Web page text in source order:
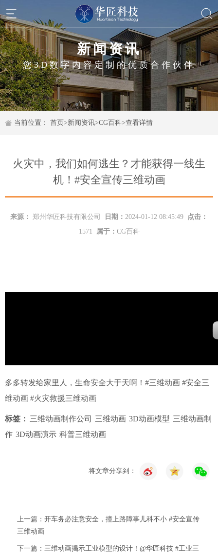
新闻资讯
您3D数字内容定制的优质合作伙伴
当前位置： 首页>新闻资讯>CG百科>查看详情
火灾中，我们如何逃生？才能获得一线生
机！#安全宣传三维动画
来源： 郑州华匠科技有限公司 日期： 2024-01-12 08:45:49
点击：
1571
属于： CG百科
多多转发给家里人，生命安全大于天啊！#三维动画 #安全三
维动画 #火灾救援三维动画
标签： 三维动画制作公司 三维动画 3D动画模型 三维动画制
作 3D动画演示 科普三维动画
将文章分享到：
上一篇：开车务必注意安全，撞上路障事儿科不小 #安全宣传
三维动画
下一篇：三维动画揭示工业模型的设计！@华匠科技 #工业三